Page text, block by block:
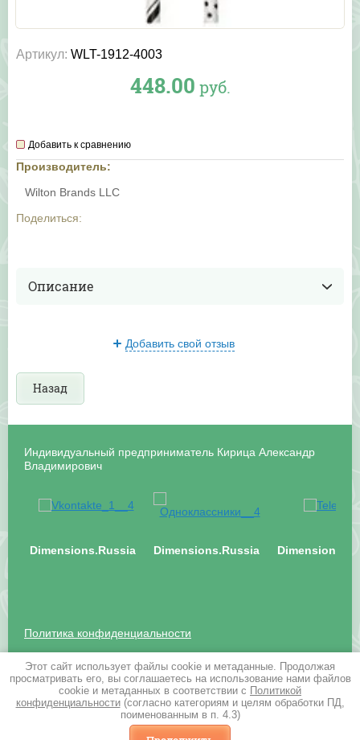
Артикул: WLT-1912-4003
448.00 руб.
Добавить к сравнению
Производитель:
Wilton Brands LLC
Поделиться:
Описание
Добавить свой отзыв
Назад
Индивидуальный предприниматель Кирица Александр
Владимирович
Dimensions.Russia Dimensions.Russia
Политика конфиденциальности
Почтовый адрес: 125424, г. Москва, Волоколамское
шоссе, д. 73
info@business-class.ru
Этот сайт использует файлы cookie и метаданные. Продолжая
просматривать его, вы соглашаетесь на использование нами файлов
cookie и метаданных в соответствии с Политикой
конфиденциальности(согласно категориям и целям обработки ПД,
поименованным в п. 4.3)